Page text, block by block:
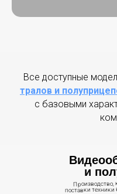
Все доступные
тралов и
с базовыми
и
Производство,
поставки